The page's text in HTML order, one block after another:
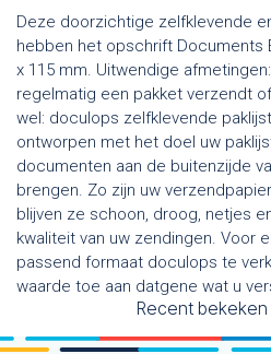
Deze doorzichtige zelfklevende
hebben het opschrift Documents
x 115 mm. Uitwendige
regelmatig een pakket verzendt
wel: doculops zelfklevende
ontworpen met het doel uw
documenten aan de buitenzijde
brengen. Zo zijn uw
blijven ze schoon, droog, netjes
kwaliteit van uw zendingen. Voor
passend formaat doculops te
waarde toe aan datgene wat u
Recent